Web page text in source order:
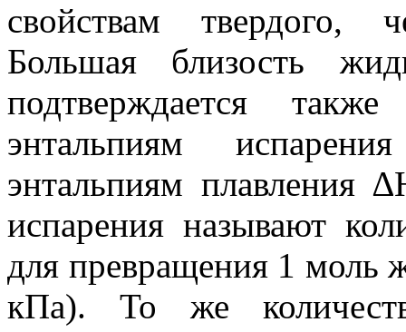
свойствам твердого,
Большая близость
подтверждается
энтальпиям
энтальпиям плавления
испарения называют
для превращения 1 моль
кПа). То же